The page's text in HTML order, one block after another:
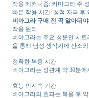
작용 메커니즘: 카마그라 주
빠른 작용 시간: 성적 자극 후
비아그라 구매 전 꼭 알아둬
작용 원리
비아그라는 주요 성분인 시
을 통해 남성 생식기에 산소
정확한 복용 시간
비아그라는 성관계 약 30분
효능 의지속 기간
비아그라의 효과는 복용 후